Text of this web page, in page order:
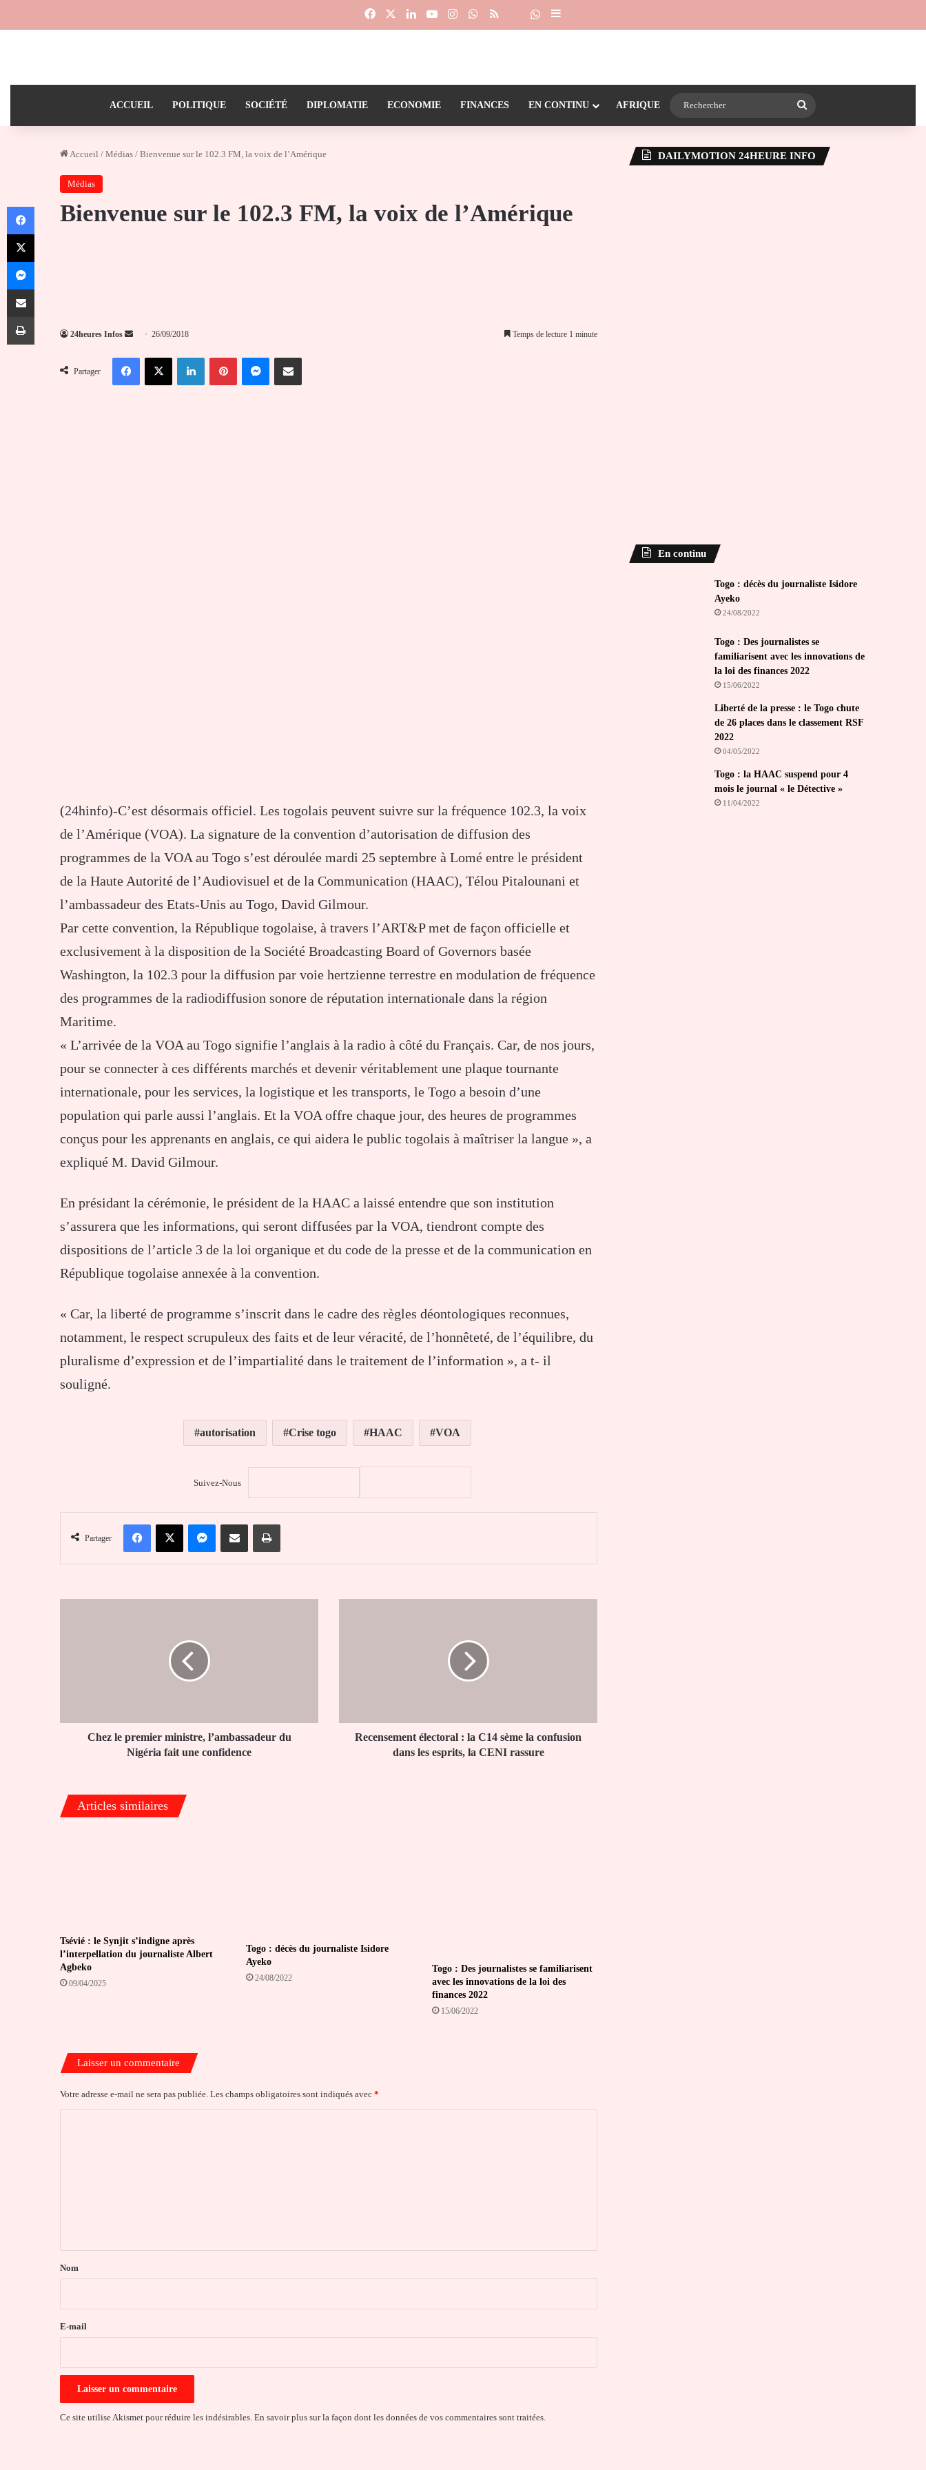
FacebookLinkedinYouTubeInstagramWhatsApp
RSS Dailymotion
Suivre la chaîne 24heureinfo sur WhatsApp
Sidebar (barre latérale)
ACCUEIL POLITIQUE SOCIÉTÉ DIPLOMATIE ECONOMIE FINANCES EN CONTINU AFRIQUE
Accueil / Médias / Bienvenue sur le 102.3 FM, la voix de l’Amérique
Médias
Bienvenue sur le 102.3 FM, la voix de l’Amérique
24heures Infos
Envoyer
courriel
26/09/2018 Temps de lecture 1 minute
Partager
FacebookX LinkedinPinterestMessengerPartager par email
(24hinfo)-C’est désormais officiel. Les togolais peuvent suivre sur la fréquence 102.3, la voix
de l’Amérique (VOA). La signature de la convention d’autorisation de diffusion des
programmes de la VOA au Togo s’est déroulée mardi 25 septembre à Lomé entre le président
de la Haute Autorité de l’Audiovisuel et de la Communication (HAAC), Télou Pitalounani et
l’ambassadeur des Etats-Unis au Togo, David Gilmour.
Par cette convention, la République togolaise, à travers l’ART&P met de façon officielle et
exclusivement à la disposition de la Société Broadcasting Board of Governors basée
Washington, la 102.3 pour la diffusion par voie hertzienne terrestre en modulation de fréquence
des programmes de la radiodiffusion sonore de réputation internationale dans la région
Maritime.
« L’arrivée de la VOA au Togo signifie l’anglais à la radio à côté du Français. Car, de nos jours,
pour se connecter à ces différents marchés et devenir véritablement une plaque tournante
internationale, pour les services, la logistique et les transports, le Togo a besoin d’une
population qui parle aussi l’anglais. Et la VOA offre chaque jour, des heures de programmes
conçus pour les apprenants en anglais, ce qui aidera le public togolais à maîtriser la langue », a
expliqué M. David Gilmour.
En présidant la cérémonie, le président de la HAAC a laissé entendre que son institution
s’assurera que les informations, qui seront diffusées par la VOA, tiendront compte des
dispositions de l’article 3 de la loi organique et du code de la presse et de la communication en
République togolaise annexée à la convention.
« Car, la liberté de programme s’inscrit dans le cadre des règles déontologiques reconnues,
notamment, le respect scrupuleux des faits et de leur véracité, de l’honnêteté, de l’équilibre, du
pluralisme d’expression et de l’impartialité dans le traitement de l’information », a t- il
souligné.
autorisation Crise togo HAAC VOA
Suivez-Nous
Partager
FacebookX MessengerPartager par email Imprimer
une
confidenceChez le premier ministre, l’ambassadeur du
Nigéria fait une confidence
dans
Recensement électoral : la C14 sème la confusion
dans les esprits, la CENI rassure
Articles similaires
Tsévié : le Synjit s’indigne après
l’interpellation du journaliste Albert
Agbeko
09/04/2025
Togo : décès du journaliste Isidore
Ayeko
24/08/2022
Togo : Des journalistes se familiarisent
avec les innovations de la loi des
finances 2022
15/06/2022
Laisser un commentaire
Votre adresse e-mail ne sera pas publiée. Les champs obligatoires sont indiqués avec *
a
e
Nom
E-mail
Ce site utilise Akismet pour réduire les indésirables. En savoir plus sur la façon dont les données de vos commentaires sont traitées.
DAILYMOTION 24HEURE INFO
En continu
Togo : décès du journaliste Isidore
Ayeko
24/08/2022
Togo : Des journalistes se
familiarisent avec les innovations de
la loi des finances 2022
15/06/2022
Liberté de la presse : le Togo chute
de 26 places dans le classement RSF
2022
04/05/2022
Togo : la HAAC suspend pour 4
mois le journal « le Détective »
11/04/2022
Facebook
X
Messenger
Partager par email